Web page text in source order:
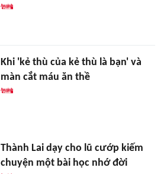
Khi 'kẻ thù của kẻ thù là bạn' và
màn cắt máu ăn thề
Thành Lai dạy cho lũ cướp kiếm
chuyện một bài học nhớ đời